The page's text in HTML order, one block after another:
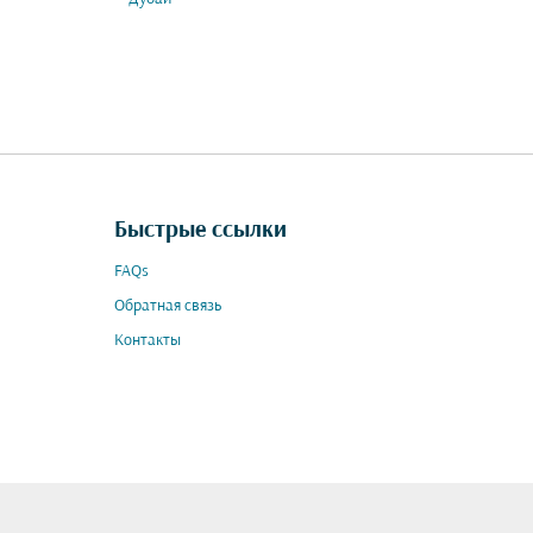
Быстрые ссылки
FAQs
Обратная связь
Контакты